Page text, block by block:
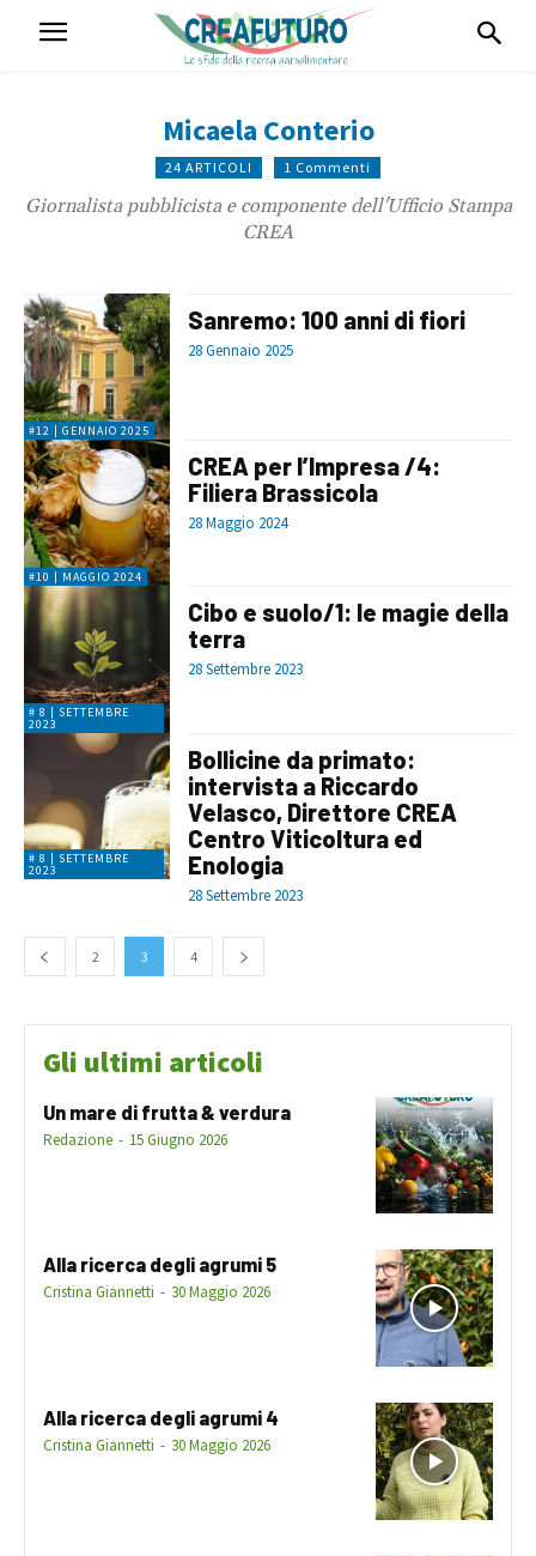
Micaela Conterio
24 ARTICOLI 1 Commenti
Giornalista pubblicista e componente dell'Ufficio Stampa
CREA
#12 | GENNAIO 2025
Sanremo: 100 anni di fiori
28 Gennaio 2025
#10 | MAGGIO 2024
CREA per l’Impresa /4:
Filiera Brassicola
28 Maggio 2024
# 8 | SETTEMBRE
2023
Cibo e suolo/1: le magie della
terra
28 Settembre 2023
# 8 | SETTEMBRE
2023
Bollicine da primato:
intervista a Riccardo
Velasco, Direttore CREA
Centro Viticoltura ed
Enologia
28 Settembre 2023
2 3 4
Gli ultimi articoli
Un mare di frutta & verdura
Redazione - 15 Giugno 2026
Alla ricerca degli agrumi 5
Cristina Giannetti - 30 Maggio 2026
Alla ricerca degli agrumi 4
Cristina Giannetti - 30 Maggio 2026